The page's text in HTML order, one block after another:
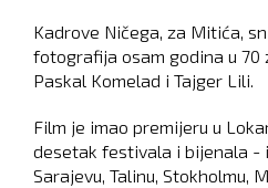
Kadrove Ničega, za Mitića,
fotografija osam godina u 70
Paskal Komelad i Tajger Lili.
Film je imao premijeru u
desetak festivala i bijenala -
Sarajevu, Talinu, Stokholmu,